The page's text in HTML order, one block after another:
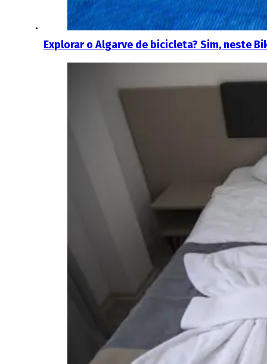
Explorar o Algarve de bicicleta? Sim, neste